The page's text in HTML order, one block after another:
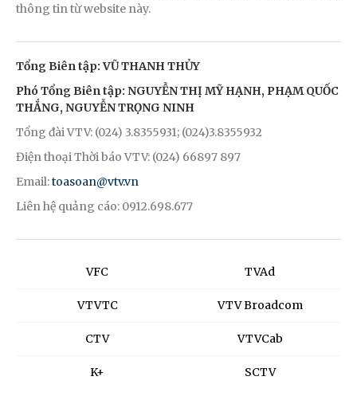
thông tin từ website này.
Tổng Biên tập: VŨ THANH THỦY
Phó Tổng Biên tập: NGUYỄN THỊ MỸ HẠNH, PHẠM QUỐC
THẮNG, NGUYỄN TRỌNG NINH
Tổng đài VTV: (024) 3.8355931; (024)3.8355932
Điện thoại Thời báo VTV: (024) 66897 897
Email:toasoan@vtv.vn
Liên hệ quảng cáo: 0912.698.677
VFC
VTVTC
CTV
K+
TVAd
VTV Broadcom
VTVCab
SCTV